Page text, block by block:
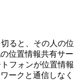
ると、その人の位
位置情報共有サー
フォンが位置情報
ークと通信しなく